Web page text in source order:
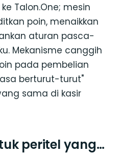
Talon.One; mesin
poin, menaikkan
aturan pasca-
Mekanisme canggih
pada pembelian
berturut-turut"
sama di kasir
peritel yang…